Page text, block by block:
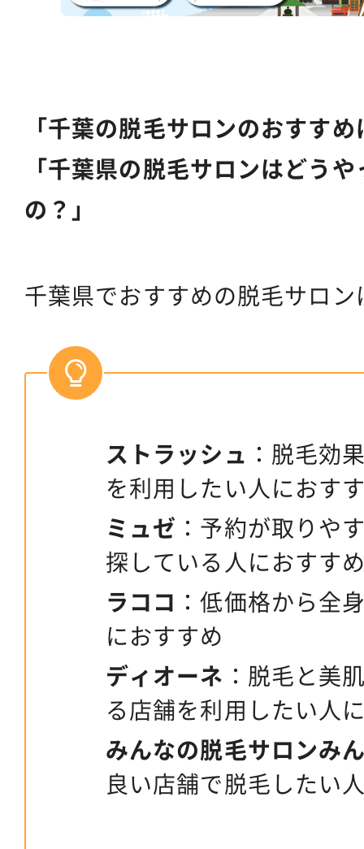
「千葉の脱毛サロンのおすす
「千葉県の脱毛サロンはどう
の？」
千葉県でおすすめの脱毛サロ
ストラッシュ ：脱毛効
を利用したい人におす
ミュゼ ：予約が取りや
探している人におすす
ラココ ：低価格から全
におすすめ
ディオーネ ：脱毛と美
る店舗を利用したい人
みんなの脱毛サロンみ
良い店舗で脱毛したい